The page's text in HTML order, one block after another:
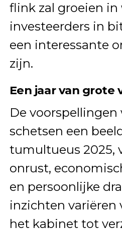
flink zal groeien in
investeerders in
een interessante
zijn.
Een jaar van grote
De voorspellingen
schetsen een
tumultueus 2025,
onrust,
en persoonlijke
inzichten variëren
het kabinet tot